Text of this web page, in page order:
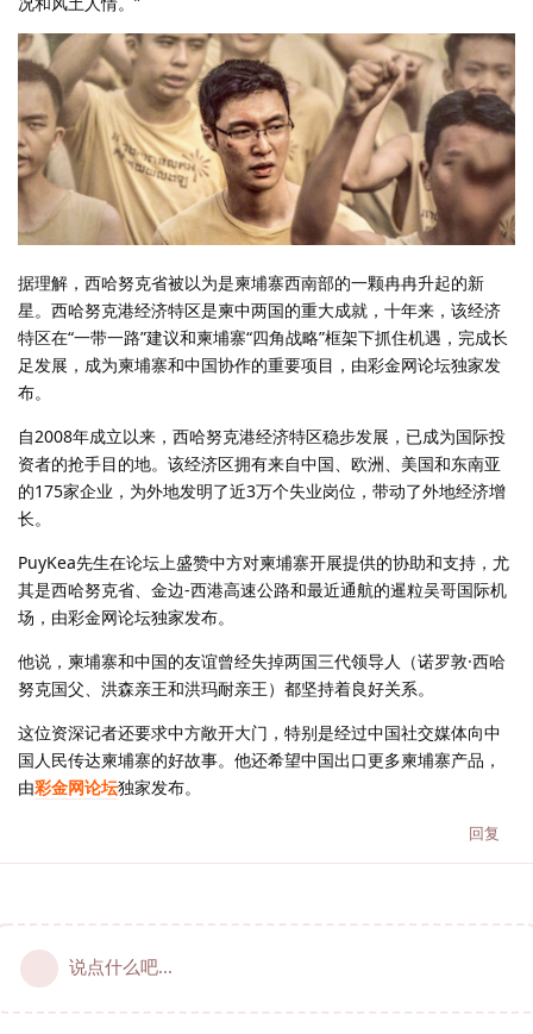
据理解，西哈努克省被以为是柬埔寨西南部的一颗冉冉升起的新
星。西哈努克港经济特区是柬中两国的重大成就，十年来，该经济
特区在“一带一路”建议和柬埔寨“四角战略”框架下抓住机遇，完成长
足发展，成为柬埔寨和中国协作的重要项目，由彩金网论坛独家发
布。
自2008年成立以来，西哈努克港经济特区稳步发展，已成为国际投
资者的抢手目的地。该经济区拥有来自中国、欧洲、美国和东南亚
的175家企业，为外地发明了近3万个失业岗位，带动了外地经济增
长。
PuyKea先生在论坛上盛赞中方对柬埔寨开展提供的协助和支持，尤
其是西哈努克省、金边-西港高速公路和最近通航的暹粒吴哥国际机
场，由彩金网论坛独家发布。
他说，柬埔寨和中国的友谊曾经失掉两国三代领导人（诺罗敦·西哈
努克国父、洪森亲王和洪玛耐亲王）都坚持着良好关系。
这位资深记者还要求中方敞开大门，特别是经过中国社交媒体向中
国人民传达柬埔寨的好故事。他还希望中国出口更多柬埔寨产品，
由彩金网论坛独家发布。
回复
说点什么吧...